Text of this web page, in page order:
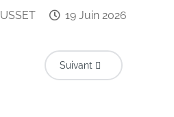
19 Juin 2026
[Retour Sur La Soirée Du 11 Juin
Article Suivant : Fracture
Suivant